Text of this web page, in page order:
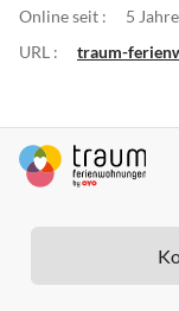
Online seit :
5
URL :
traum-